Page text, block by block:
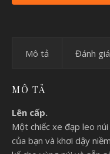
Mô tả Đánh
MÔ TẢ
Lên cấp.
Một chiếc xe đạp leo
của bạn và khơi dậy